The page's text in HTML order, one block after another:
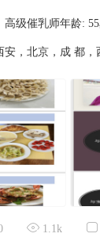
级催乳师年龄:
，北京，成 都
1.1k